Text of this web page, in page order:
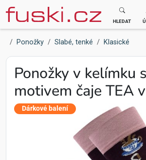
Fuski BOMA
HLEDAT
Ponožky Slabé, tenké Klasické
Ponožky v kelímku s
motivem čaje TEA
Dárkové balení